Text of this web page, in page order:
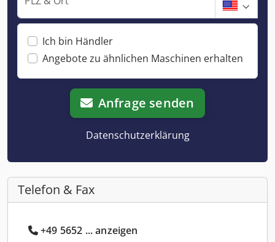
Ich bin Händler
Angebote zu ähnlichen Maschinen erhalten
Anfrage senden
Datenschutzerklärung
Telefon & Fax
+49 5652 ... anzeigen